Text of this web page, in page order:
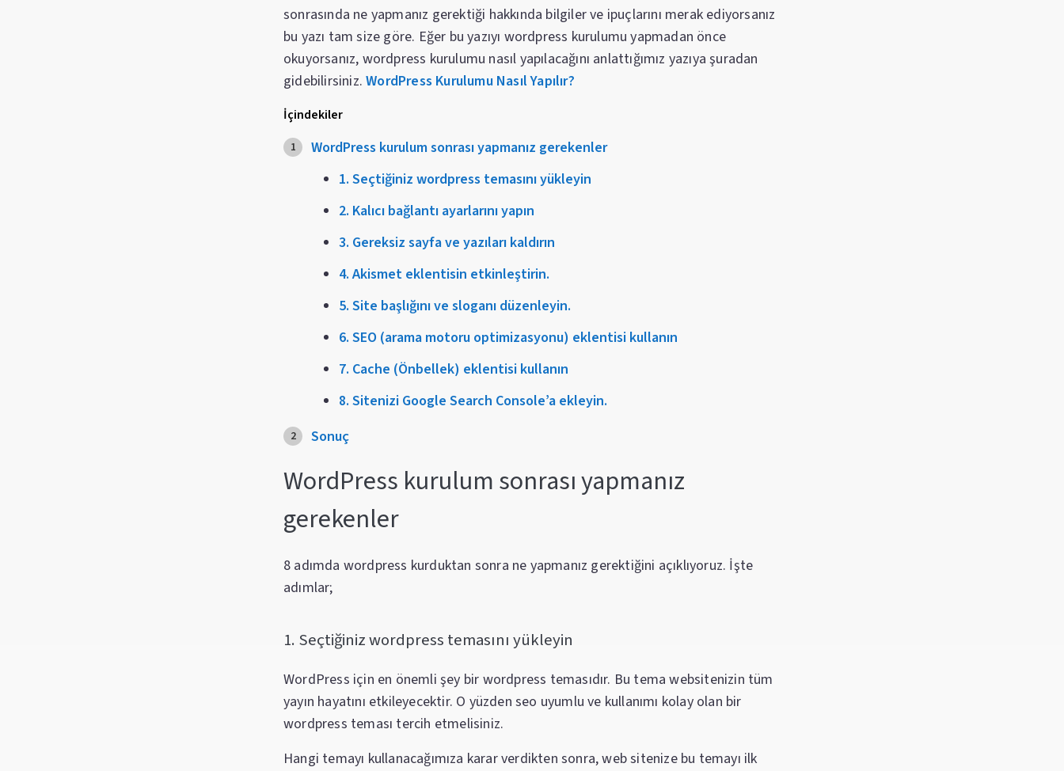
sonrasında ne yapmanız gerektiği hakkında bilgiler ve ipuçlarını merak ediyorsanız
bu yazı tam size göre. Eğer bu yazıyı wordpress kurulumu yapmadan önce
okuyorsanız, wordpress kurulumu nasıl yapılacağını anlattığımız yazıya şuradan
gidebilirsiniz.WordPress Kurulumu Nasıl Yapılır?
İçindekiler
WordPress kurulum sonrası yapmanız gerekenler
1. Seçtiğiniz wordpress temasını yükleyin
2. Kalıcı bağlantı ayarlarını yapın
3. Gereksiz sayfa ve yazıları kaldırın
4. Akismet eklentisin etkinleştirin.
5. Site başlığını ve sloganı düzenleyin.
6. SEO (arama motoru optimizasyonu) eklentisi kullanın
7. Cache (Önbellek) eklentisi kullanın
8. Sitenizi Google Search Console’a ekleyin.
Sonuç
WordPress kurulum sonrası yapmanız
gerekenler
8 adımda wordpress kurduktan sonra ne yapmanız gerektiğini açıklıyoruz. İşte
adımlar;
1. Seçtiğiniz wordpress temasını yükleyin
WordPress için en önemli şey bir wordpress temasıdır. Bu tema websitenizin tüm
yayın hayatını etkileyecektir. O yüzden seo uyumlu ve kullanımı kolay olan bir
wordpress teması tercih etmelisiniz.
Hangi temayı kullanacağımıza karar verdikten sonra, web sitenize bu temayı ilk